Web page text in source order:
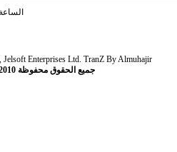
Enterprises Ltd. TranZ By Almuhajir
جميع الحقوق محفوظة 2010-2024 © منتديات جوهرة سوفت